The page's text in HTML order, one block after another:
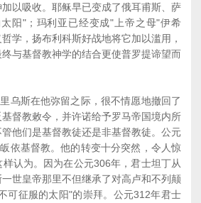
以吸收。耶稣早已变成了俄耳甫斯、萨
阳"；玛利亚已经变成"上帝之母"伊希
学，扬布利科斯好战地将它加以滥用，
与基督教神学的结合更使普罗提谛望而
斯在他弥留之际，很不情愿地撤回了
督教敕令，并许诺给予罗马帝国境内所
他们是基督教徒还是非基督教徒。公元
依基督教。他的转变十分突然，令人惊
认为。因为在公元306年，君士坦丁从
世皇帝那里不但继承了对高卢和不列颠
可征服的太阳"的崇拜。公元312年君士